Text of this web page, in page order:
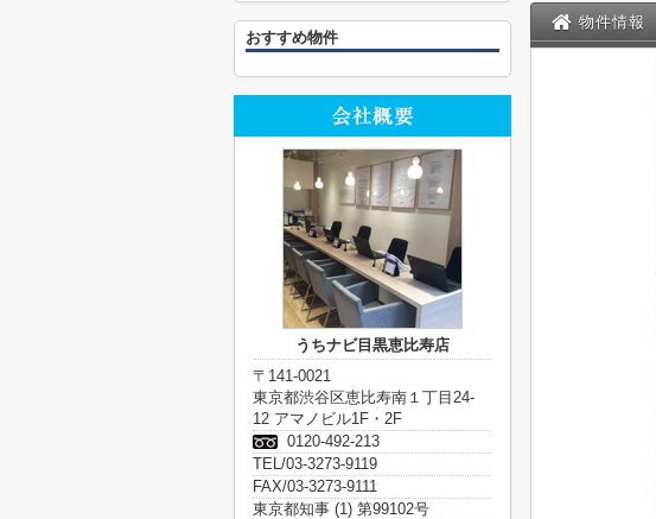
物件情報
おすすめ物件
うちナビ目黒恵比寿店
〒141-0021
東京都渋谷区恵比寿南１丁目24-
12 アマノビル1F・2F
0120-492-213
TEL/03-3273-9119
FAX/03-3273-9111
東京都知事 (1) 第99102号